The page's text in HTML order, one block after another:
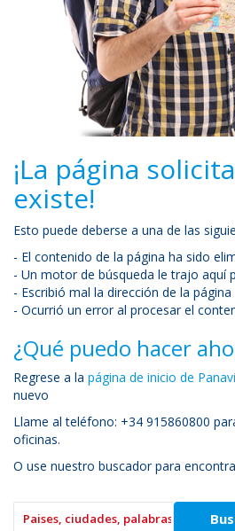
¡La página
existe!
Esto puede deberse a una de las
- El contenido de la página ha sido
- Un motor de búsqueda le trajo aquí
- Escribió mal la dirección de la página
- Ocurrió un error al procesar el
¿Qué puedo hacer
Regrese a la página de inicio de
nuevo
Llame al teléfono: +34 915860800
oficinas.
O use nuestro buscador para